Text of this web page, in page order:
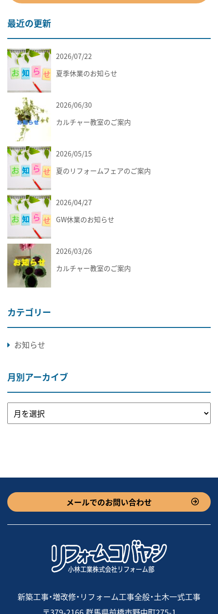
最近の更新
2026/07/22
夏季休業のお知らせ
2026/06/30
カルチャー教室のご案内
2026/05/15
夏のリフォームフェアのご案内
2026/04/27
GW休業のお知らせ
2026/03/26
カルチャー教室のご案内
カテゴリー
お知らせ
月別アーカイブ
メールでのお問い合わせ
新築工事・増改修・リフォーム工事全般・土木一式工事